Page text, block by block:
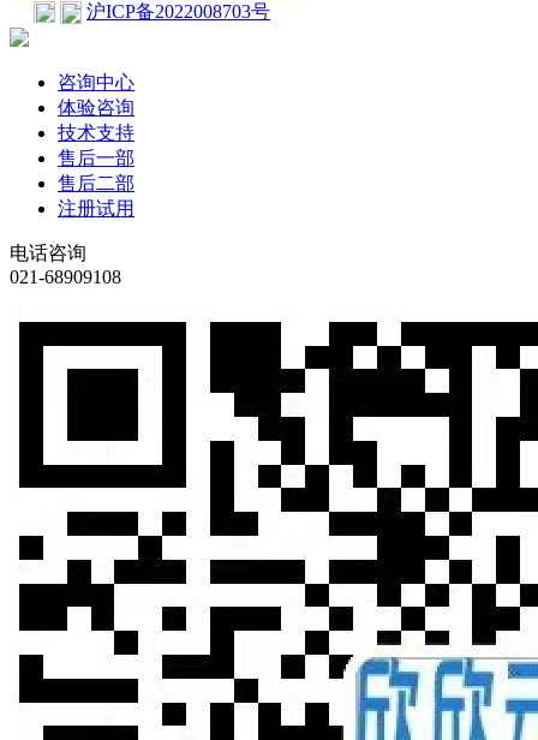
沪ICP备2022008703号
咨询中心
体验咨询
技术支持
售后一部
售后二部
注册试用
电话咨询
021-68909108